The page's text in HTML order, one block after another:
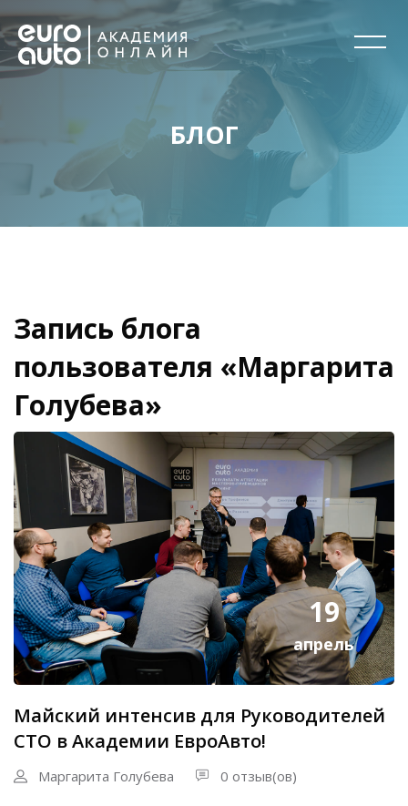
БЛОГ
Блоки
Запись блога
пользователя «Маргарита
Голубева»
19
апрель
Майский интенсив для Руководителей
СТО в Академии ЕвроАвто!
Маргарита Голубева 0 отзыв(ов)